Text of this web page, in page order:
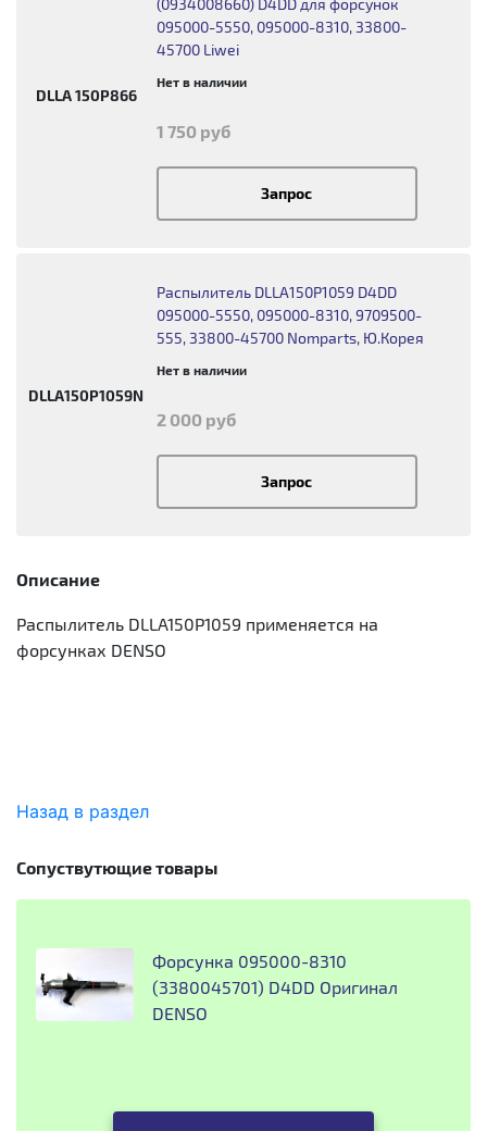
DLLA 150P866
(0934008660) D4DD для форсунок
095000-5550, 095000-8310, 33800-
45700 Liwei
Нет в наличии
1 750 руб
Запрос
DLLA150P1059N
Распылитель DLLA150P1059 D4DD
095000-5550, 095000-8310, 9709500-
555, 33800-45700 Nomparts, Ю.Корея
Нет в наличии
2 000 руб
Запрос
Описание
Распылитель DLLA150P1059 применяется на
форсунках DENSO
Назад в раздел
Сопуствутющие товары
Форсунка 095000-8310
(3380045701) D4DD Оригинал
DENSO